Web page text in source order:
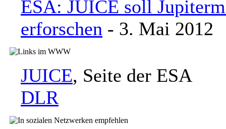
ESA: JUICE soll
erforschen - 3. Mai 2012
JUICE, Seite der ESA
DLR